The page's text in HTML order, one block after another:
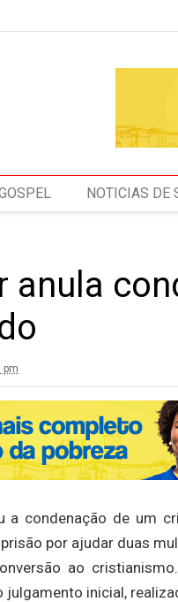
NOTICIAS DE
anula
pm
a condenação de um
por ajudar duas
ao
inicial,